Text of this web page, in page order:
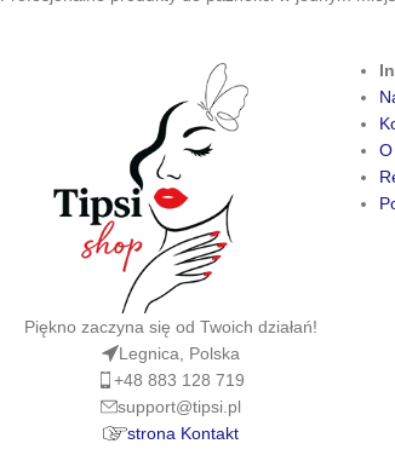
Piękno zaczyna się od Twoich działań!
Legnica, Polska
+48 883 128 719
support@tipsi.pl
strona Kontakt